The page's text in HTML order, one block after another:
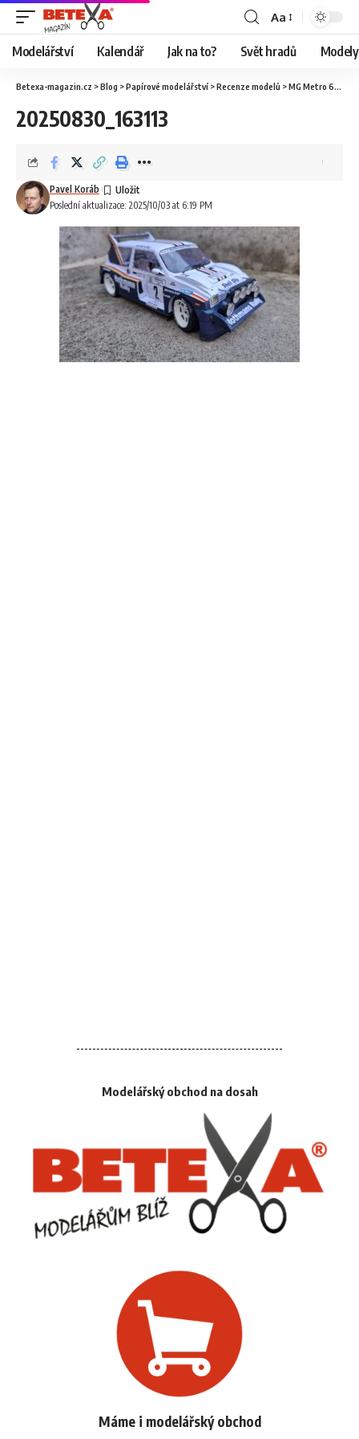
Aa
Modelářství Kalendář Jak na to? Svět hradů
Betexa-magazin.cz >Blog >Papírové modelářství >Recenze modelů >MG Metro 6R4 Rallye, modely F1, 1:18
20250830_163113
Poslední aktualizace: 2025/10/03 at 6:19 PM
Pavel Koráb
Modelářský obchod na dosah
Máme i modelářský obchod